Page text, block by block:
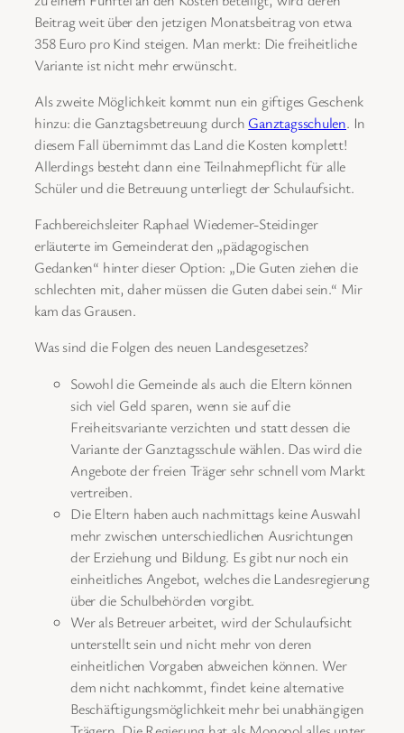
Beitrag weit über den jetzigen Monatsbeitrag von etwa
358 Euro pro Kind steigen. Man merkt: Die freiheitliche
Variante ist nicht mehr erwünscht.
Als zweite Möglichkeit kommt nun ein giftiges Geschenk
hinzu: die Ganztagsbetreuung durch Ganztagsschulen. In
diesem Fall übernimmt das Land die Kosten komplett!
Allerdings besteht dann eine Teilnahmepflicht für alle
Schüler und die Betreuung unterliegt der Schulaufsicht.
Fachbereichsleiter Raphael Wiedemer-Steidinger
erläuterte im Gemeinderat den „pädagogischen
Gedanken“ hinter dieser Option: „Die Guten ziehen die
schlechten mit, daher müssen die Guten dabei sein.“ Mir
kam das Grausen.
Was sind die Folgen des neuen Landesgesetzes?
Sowohl die Gemeinde als auch die Eltern können
sich viel Geld sparen, wenn sie auf die
Freiheitsvariante verzichten und statt dessen die
Variante der Ganztagsschule wählen. Das wird die
Angebote der freien Träger sehr schnell vom Markt
vertreiben.
Die Eltern haben auch nachmittags keine Auswahl
mehr zwischen unterschiedlichen Ausrichtungen
der Erziehung und Bildung. Es gibt nur noch ein
einheitliches Angebot, welches die Landesregierung
über die Schulbehörden vorgibt.
Wer als Betreuer arbeitet, wird der Schulaufsicht
unterstellt sein und nicht mehr von deren
einheitlichen Vorgaben abweichen können. Wer
dem nicht nachkommt, findet keine alternative
Beschäftigungsmöglichkeit mehr bei unabhängigen